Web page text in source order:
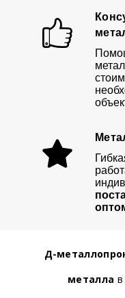
Д-
металла